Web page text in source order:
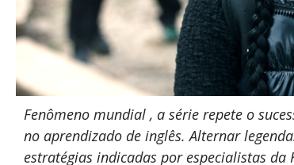
Fenômeno mundial , a série repete o
no aprendizado de inglês. Alternar
estratégias indicadas por especialistas